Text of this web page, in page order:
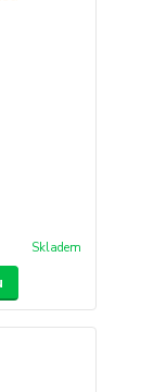
Skladem